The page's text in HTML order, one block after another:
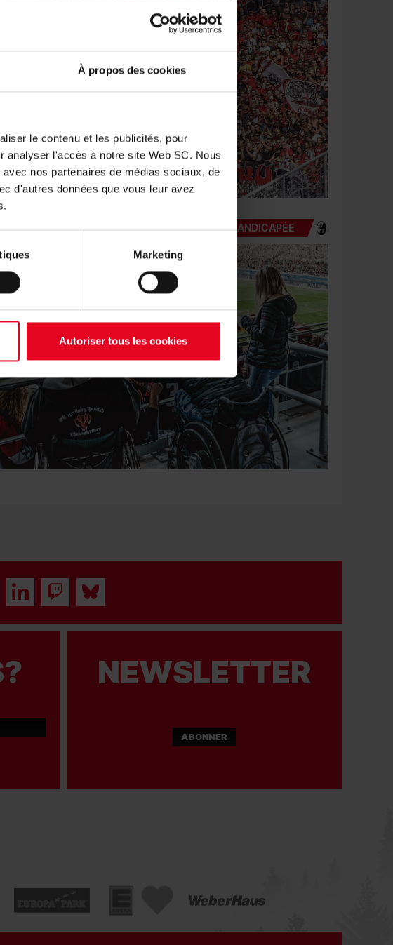
À propos des cookies
le contenu et les publicités, pour
analyser l'accès à notre site Web SC. Nous
nos partenaires de médias sociaux, de
d'autres données que vous leur avez
Marketing
Autoriser tous les cookies
FANS HANDICAPÉE
NEWSLETTER
ABONNER